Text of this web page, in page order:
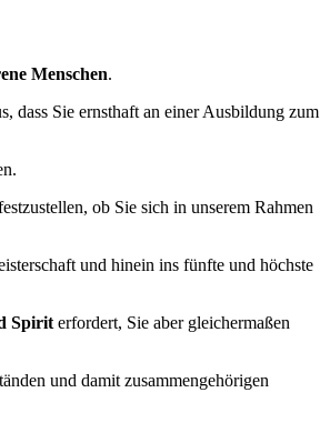
Menschen.
dass Sie ernsthaft an einer Ausbildung zum
ob Sie sich in unserem Rahmen
und hinein ins fünfte und höchste
Spirit erfordert, Sie aber gleichermaßen
und damit zusammengehörigen